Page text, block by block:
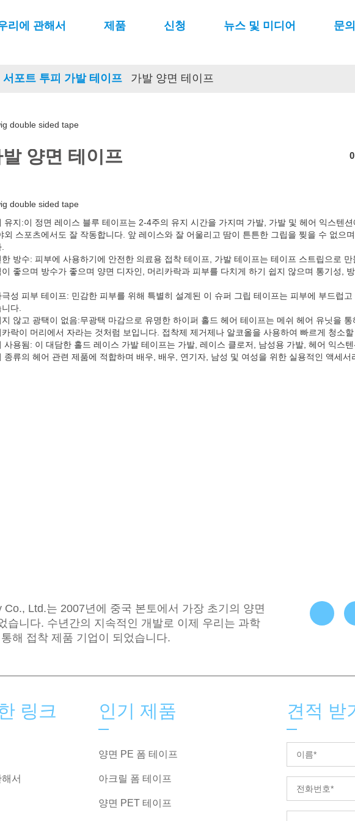
리에 관해서 제품 신청 뉴스 및 미디어 문의
포트 투피 가발 테이프 가발 양면 테이프
양면 테이프
유지:이 정면 레이스 블루 테이프는 2-4주의 유지 시간을 가지며 가발, 가발 및 헤어 익스텐
외 스포츠에서도 잘 작동합니다. 앞 레이스와 잘 어울리고 땀이 튼튼한 그립을 찢을 수 없으
한 방수: 피부에 사용하기에 안전한 의료용 접착 테이프, 가발 테이프는 테이프 스트립으로
이 좋으며 방수가 좋으며 양면 디자인, 머리카락과 피부를 다치게 하기 쉽지 않으며 통기성,
극성 피부 테이프: 민감한 피부를 위해 특별히 설계된 이 슈퍼 그립 테이프는 피부에 부드럽
다.
지 않고 광택이 없음:무광택 마감으로 유명한 하이퍼 홀드 헤어 테이프는 메쉬 헤어 유닛을
카락이 머리에서 자라는 것처럼 보입니다. 접착제 제거제나 알코올을 사용하여 빠르게 청소할
사용됨: 이 대담한 홀드 레이스 가발 테이프는 가발, 레이스 클로저, 남성용 가발, 헤어 익스
종류의 헤어 관련 제품에 적합하며 배우, 배우, 연기자, 남성 및 여성을 위한 실용적인 액세서
Co., Ltd.는 2007년에 중국 본토에서 가장 초기의 양면
습니다. 수년간의 지속적인 개발로 이제 우리는 과학
해 접착 제품 기업이 되었습니다.
링크
서
인기 제품
양면 PE 폼 테이프
아크릴 폼 테이프
양면 PET 테이프
견적 받